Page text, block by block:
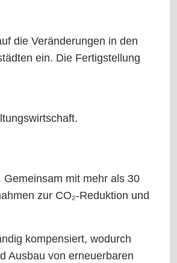
die Veränderungen in den
ein. Die Fertigstellung
mit mehr als 30
zur CO₂-Reduktion und
kompensiert, wodurch
Ausbau von erneuerbaren